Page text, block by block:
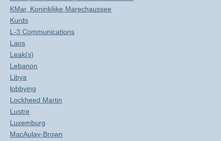
KMar, Koninklijke Marechaussee
Kurds
L-3 Communications
Laos
Leak(s)
Lebanon
Libya
lobbying
Lockheed Martin
Lustre
Luxemburg
MacAulay-Brown